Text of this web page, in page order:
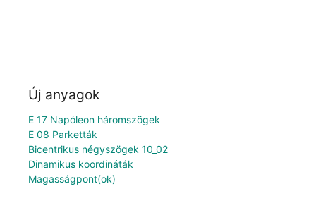
Új anyagok
E 17 Napóleon háromszögek
E 08 Parketták
Bicentrikus négyszögek 10_02
Dinamikus koordináták
Magasságpont(ok)